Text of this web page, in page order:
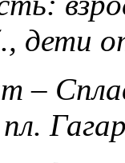
дети
–